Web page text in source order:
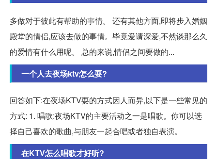
多做对于彼此有帮助的事情。 还有其他方面,即将步入婚姻
殿堂的情侣,应该去做的事情。毕竟爱请深爱,不然谈那么久
的爱情有什么用呢。 总的来说,情侣之间要做的...
一个人去夜场ktv怎么耍?
回答如下:在夜场KTV耍的方式因人而异,以下是一些常见的
方式: 1. 唱歌:夜场KTV的主要活动之一是唱歌。你可以选
择自己喜欢的歌曲,与朋友一起合唱或者独自表演。
在KTV怎么唱歌才好听?